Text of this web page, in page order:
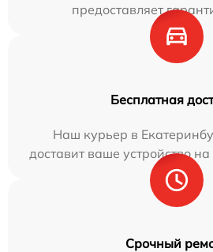
предоставляет
Бесплатная
Наш курьер в
доставит ваше устройство
Срочный